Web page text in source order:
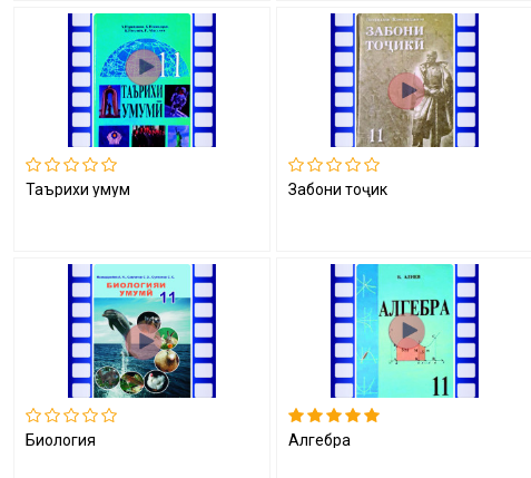
Таърихи умумӣ Забони тоҷикӣ
Биология Алгебра